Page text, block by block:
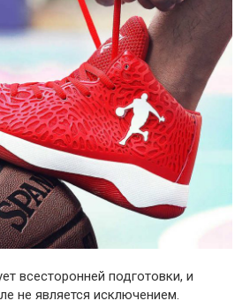
всесторонней подготовки, и
не является исключением.